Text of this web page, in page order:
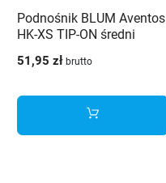
Podnośnik BLUM Aventos
HK-XS TIP-ON średni
51,95 zł brutto